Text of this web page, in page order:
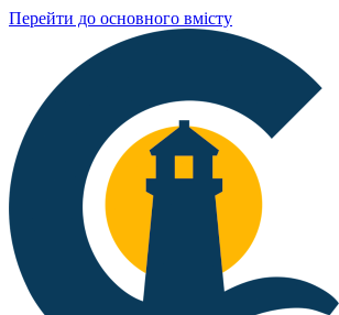
Перейти до основного вмісту